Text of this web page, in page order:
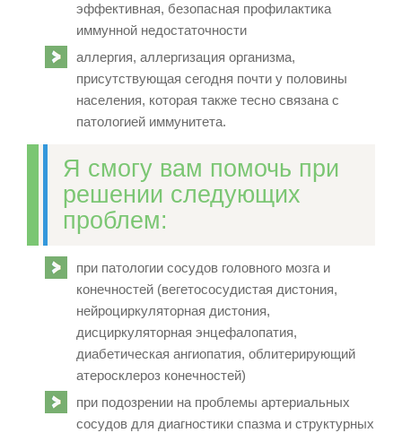
эффективная, безопасная профилактика
иммунной недостаточности
аллергия, аллергизация организма,
присутствующая сегодня почти у половины
населения, которая также тесно связана с
патологией иммунитета.
Я смогу вам помочь при
решении следующих
проблем:
при патологии сосудов головного мозга и
конечностей (вегетососудистая дистония,
нейроциркуляторная дистония,
дисциркуляторная энцефалопатия,
диабетическая ангиопатия, облитерирующий
атеросклероз конечностей)
при подозрении на проблемы артериальных
сосудов для диагностики спазма и структурных